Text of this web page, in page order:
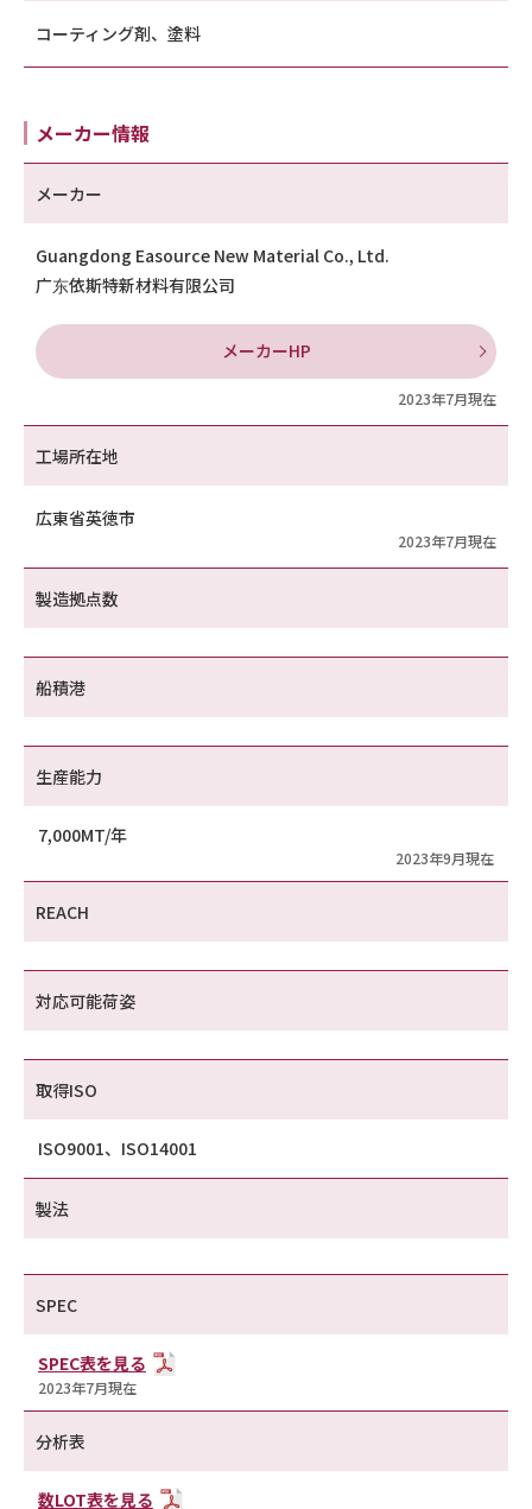
コーティング剤、塗料
メーカー情報
メーカー
Guangdong Easource New Material Co., Ltd.
广东依斯特新材料有限公司
メーカーHP
2023年7月現在
工場所在地
広東省英徳市
2023年7月現在
製造拠点数
船積港
生産能力
7,000MT/年
2023年9月現在
REACH
対応可能荷姿
取得ISO
ISO9001、ISO14001
製法
SPEC
SPEC表を見る
2023年7月現在
分析表
数LOT表を見る